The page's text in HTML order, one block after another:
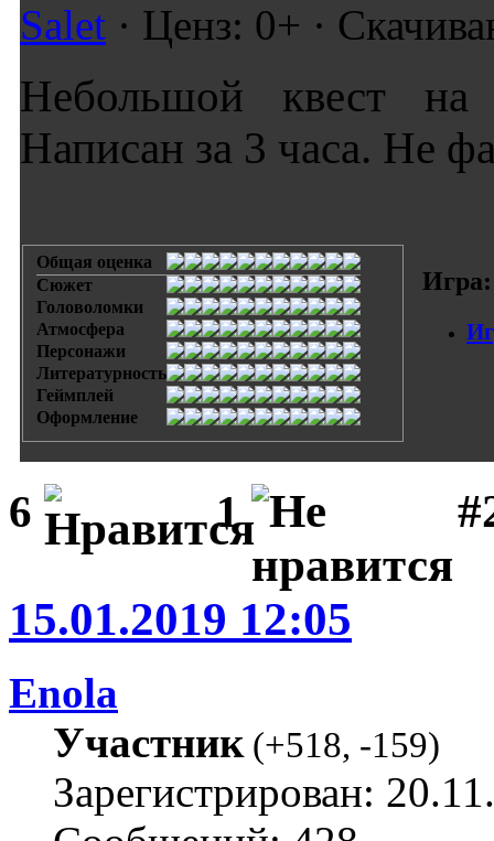
Salet · Ценз: 0+ ·
Небольшой квест
Написан за 3 часа. Не
Общая оценка
Сюжет
Головоломки
Атмосфера
Персонажи
Литературность
Геймплей
Оформление
Игра:
6 1
15.01.2019 12:05
Enola
Участник(+518, -159)
Зарегистрирован: